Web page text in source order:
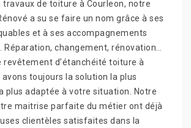
travaux de toiture à Courleon, notre
a su se faire un nom grâce à ses
et à ses accompagnements
Réparation, changement, rénovation…
revêtement d’étanchéité toiture à
avons toujours la solution la plus
plus adaptée à votre situation. Notre
maitrise parfaite du métier ont déjà
clientèles satisfaites dans la